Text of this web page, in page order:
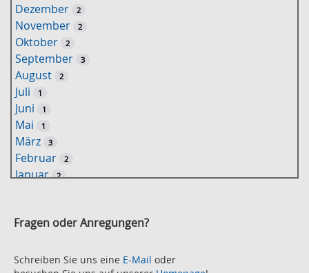
w
o
r
u
c
Dezember 2
November 2
Oktober 2
September 3
August 2
Juli 1
Juni 1
Mai 1
März 3
Februar 2
Januar 2
Oktober 2
August 2
Fragen oder Anregungen?
Schreiben Sie uns eine E-Mail oder